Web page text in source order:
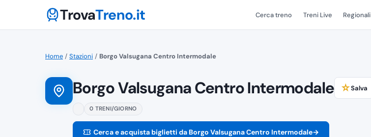
TrovaTreno.it Cerca treno Treni Live Regionali
Home / Stazioni / Borgo Valsugana Centro Intermodale
Borgo Valsugana Centro Intermodale ☆Salva
0 TRENI/GIORNO
Cerca e acquista biglietti da Borgo Valsugana Centro Intermodale→